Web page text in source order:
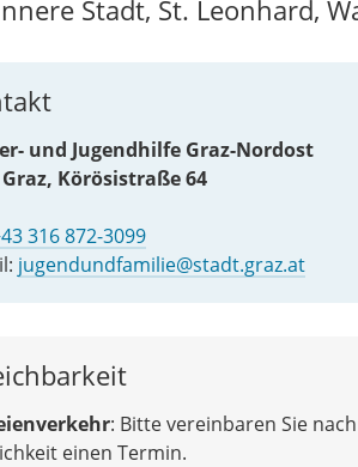
Stadt, St. Leonhard,
und Jugendhilfe Graz-Nordost
Graz, Körösistraße 64
316 872-3099
jugendundfamilie@stadt.graz.at
: Bitte vereinbaren Sie nach
einen Termin.